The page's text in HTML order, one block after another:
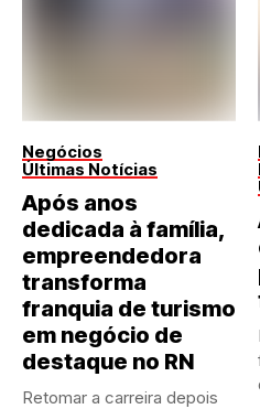
Negócios
Últimas Notícias
Após anos
dedicada à família,
empreendedora
transforma
franquia de turismo
em negócio de
destaque no RN
Retomar a carreira depois